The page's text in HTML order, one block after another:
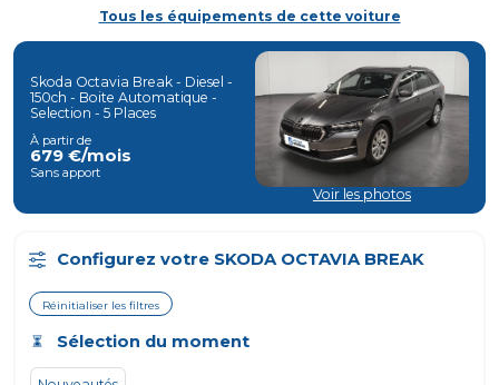
Tous les équipements de cette voiture
Skoda Octavia Break - Diesel -
150Ch - Boite Automatique -
Selection - 5Places
À partir de
679€/mois
Sans apport
Voir les photos
Configurez votre SKODA OCTAVIA BREAK
Réinitialiser les filtres
Sélection du moment